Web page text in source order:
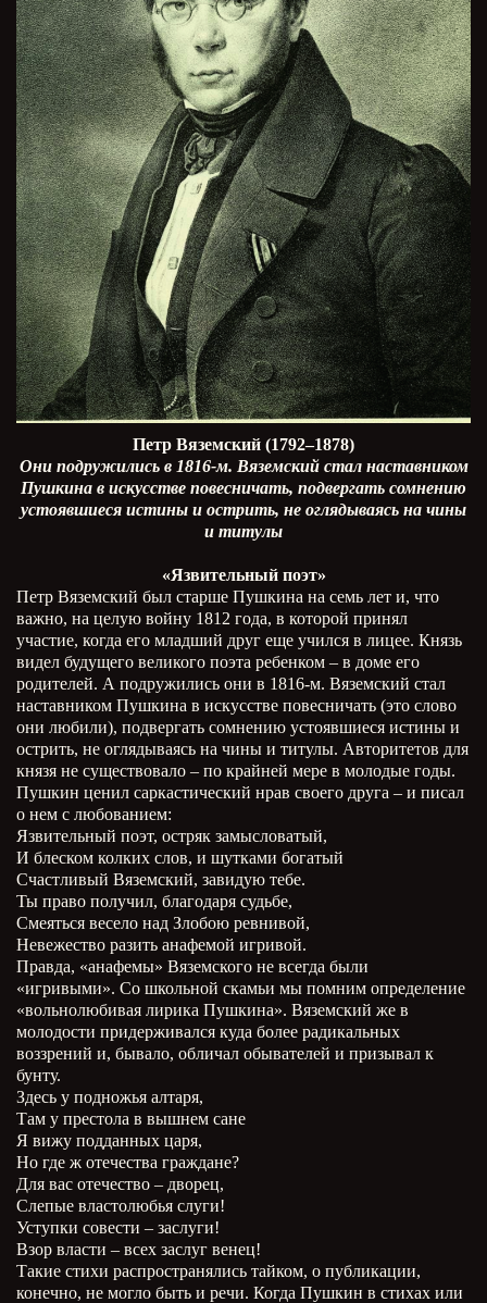
Петр Вяземский (1792–1878)
Они подружились в 1816-м. Вяземский стал наставником
Пушкина в искусстве повесничать, подвергать сомнению
устоявшиеся истины и острить, не оглядываясь на чины
и титулы
«Язвительный поэт»
Петр Вяземский был старше Пушкина на семь лет и, что
важно, на целую войну 1812 года, в которой принял
участие, когда его младший друг еще учился в лицее. Князь
видел будущего великого поэта ребенком – в доме его
родителей. А подружились они в 1816-м. Вяземский стал
наставником Пушкина в искусстве повесничать (это слово
они любили), подвергать сомнению устоявшиеся истины и
острить, не оглядываясь на чины и титулы. Авторитетов для
князя не существовало – по крайней мере в молодые годы.
Пушкин ценил саркастический нрав своего друга – и писал
о нем с любованием:
Язвительный поэт, остряк замысловатый,
И блеском колких слов, и шутками богатый
Счастливый Вяземский, завидую тебе.
Ты право получил, благодаря судьбе,
Смеяться весело над Злобою ревнивой,
Невежество разить анафемой игривой.
Правда, «анафемы» Вяземского не всегда были
«игривыми». Со школьной скамьи мы помним определение
«вольнолюбивая лирика Пушкина». Вяземский же в
молодости придерживался куда более радикальных
воззрений и, бывало, обличал обывателей и призывал к
бунту.
Здесь у подножья алтаря,
Там у престола в вышнем сане
Я вижу подданных царя,
Но где ж отечества граждане?
Для вас отечество – дворец,
Слепые властолюбья слуги!
Уступки совести – заслуги!
Взор власти – всех заслуг венец!
Такие стихи распространялись тайком, о публикации,
конечно, не могло быть и речи. Когда Пушкин в стихах или